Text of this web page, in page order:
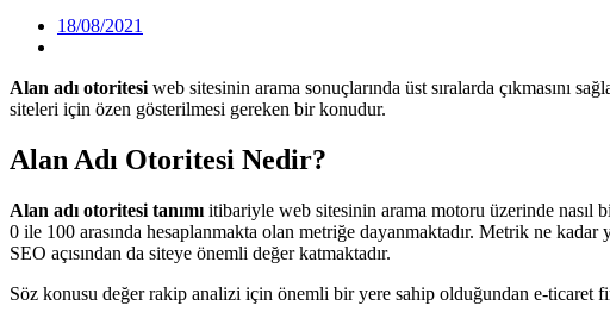
18/08/2021
Alan adı otoritesi web sitesinin arama sonuçlarında üst sıralarda çıkmasını
siteleri için özen gösterilmesi gereken bir konudur.
Alan Adı Otoritesi Nedir?
Alan adı otoritesi tanımı itibariyle web sitesinin arama motoru üzerinde nasıl
0 ile 100 arasında hesaplanmakta olan metriğe dayanmaktadır. Metrik ne
SEO açısından da siteye önemli değer katmaktadır.
Söz konusu değer rakip analizi için önemli bir yere sahip olduğundan e-ticaret